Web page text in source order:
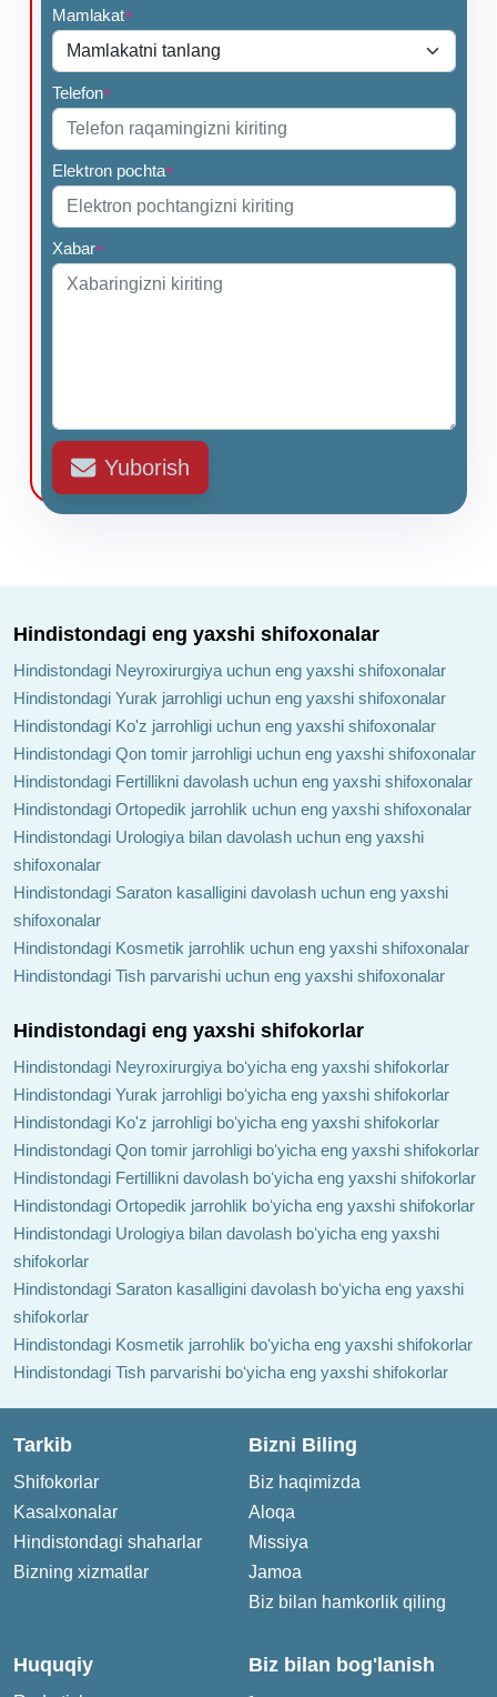
Mamlakat*
Telefon*
Elektron pochta*
Xabar*
Yuborish
Hindistondagi eng yaxshi shifoxonalar
Hindistondagi Neyroxirurgiya uchun eng yaxshi shifoxonalar
Hindistondagi Yurak jarrohligi uchun eng yaxshi shifoxonalar
Hindistondagi Ko'z jarrohligi uchun eng yaxshi shifoxonalar
Hindistondagi Qon tomir jarrohligi uchun eng yaxshi shifoxonalar
Hindistondagi Fertillikni davolash uchun eng yaxshi shifoxonalar
Hindistondagi Ortopedik jarrohlik uchun eng yaxshi shifoxonalar
Hindistondagi Urologiya bilan davolash uchun eng yaxshi
shifoxonalar
Hindistondagi Saraton kasalligini davolash uchun eng yaxshi
shifoxonalar
Hindistondagi Kosmetik jarrohlik uchun eng yaxshi shifoxonalar
Hindistondagi Tish parvarishi uchun eng yaxshi shifoxonalar
Hindistondagi eng yaxshi shifokorlar
Hindistondagi Neyroxirurgiya boʻyicha eng yaxshi shifokorlar
Hindistondagi Yurak jarrohligi boʻyicha eng yaxshi shifokorlar
Hindistondagi Ko'z jarrohligi boʻyicha eng yaxshi shifokorlar
Hindistondagi Qon tomir jarrohligi boʻyicha eng yaxshi shifokorlar
Hindistondagi Fertillikni davolash boʻyicha eng yaxshi shifokorlar
Hindistondagi Ortopedik jarrohlik boʻyicha eng yaxshi shifokorlar
Hindistondagi Urologiya bilan davolash boʻyicha eng yaxshi
shifokorlar
Hindistondagi Saraton kasalligini davolash boʻyicha eng yaxshi
shifokorlar
Hindistondagi Kosmetik jarrohlik boʻyicha eng yaxshi shifokorlar
Hindistondagi Tish parvarishi boʻyicha eng yaxshi shifokorlar
Tarkib
Shifokorlar
Kasalxonalar
Hindistondagi shaharlar
Bizning xizmatlar
Bizni Biling
Biz haqimizda
Aloqa
Missiya
Jamoa
Biz bilan hamkorlik qiling
Huquqiy Biz bilan bog'lanish